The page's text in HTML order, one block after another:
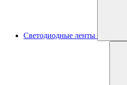
Светодиодные ленты